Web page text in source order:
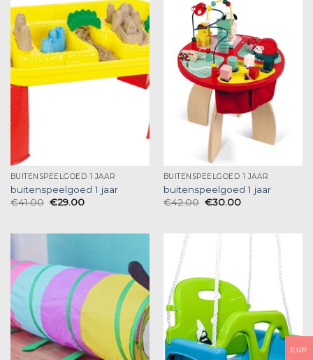
BUITENSPEELGOED 1 JAAR
buitenspeelgoed 1 jaar
€41.00 €29.00
BUITENSPEELGOED 1 JAAR
buitenspeelgoed 1 jaar
€42.00 €30.00
EUR